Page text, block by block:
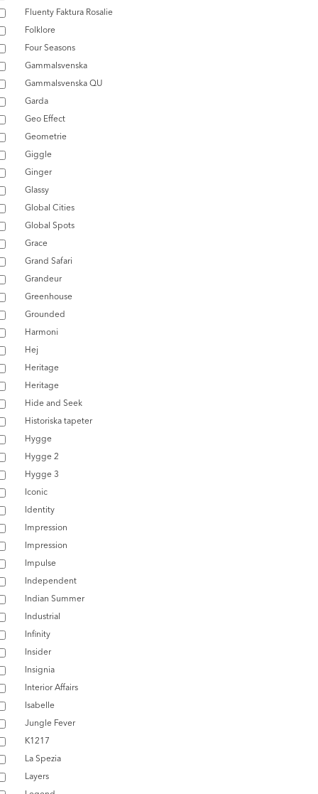
Fluenty Faktura Rosalie
Folklore
Four Seasons
Gammalsvenska
Gammalsvenska QU
Garda
Geo Effect
Geometrie
Giggle
Ginger
Glassy
Global Cities
Global Spots
Grace
Grand Safari
Grandeur
Greenhouse
Grounded
Harmoni
Hej
Heritage
Heritage
Hide and Seek
Historiska tapeter
Hygge
Hygge 2
Hygge 3
Iconic
Identity
Impression
Impression
Impulse
Independent
Indian Summer
Industrial
Infinity
Insider
Insignia
Interior Affairs
Isabelle
Jungle Fever
K1217
La Spezia
Layers